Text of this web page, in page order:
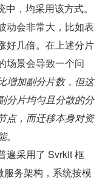
，均采用该方式。
动会非常大，比如表
好几倍。在上述分片
场景会导致一个问
增加副分片数，但这
分片均匀且分散的分
点，而迁移本身对资
。
遍采用了 Svrkit 框
务架构，系统按模